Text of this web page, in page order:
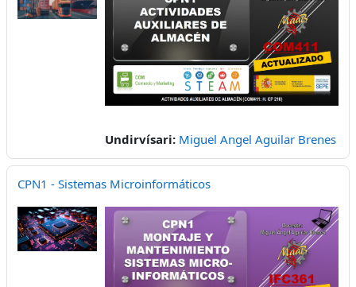
Undirvísari: Miguel Angel Aguilar Brenes
CPN1 - Sistemas Microinformáticos